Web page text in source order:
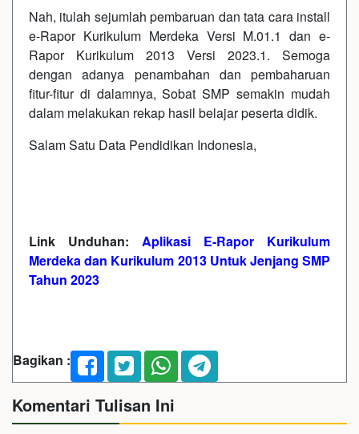
Nah, itulah sejumlah pembaruan dan tata cara install
e-Rapor Kurikulum Merdeka Versi M.01.1 dan e-
Rapor Kurikulum 2013 Versi 2023.1. Semoga
dengan adanya penambahan dan pembaharuan
fitur-fitur di dalamnya, Sobat SMP semakin mudah
dalam melakukan rekap hasil belajar peserta didik.
Salam Satu Data Pendidikan Indonesia,
Link Unduhan: Aplikasi E-Rapor Kurikulum
Merdeka dan Kurikulum 2013 Untuk Jenjang SMP
Tahun 2023
Bagikan :
Komentari Tulisan Ini